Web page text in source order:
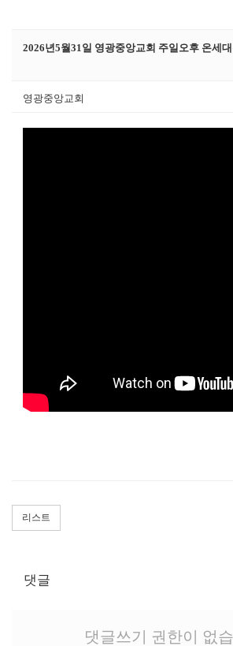
2026년5월31일 영광중앙교회 주일오후 온세
영광중앙교회
리스트
댓글
댓글쓰기 권한이 없